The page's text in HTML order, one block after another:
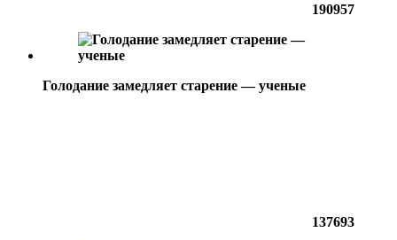
190957
Голодание замедляет старение — ученые
137693